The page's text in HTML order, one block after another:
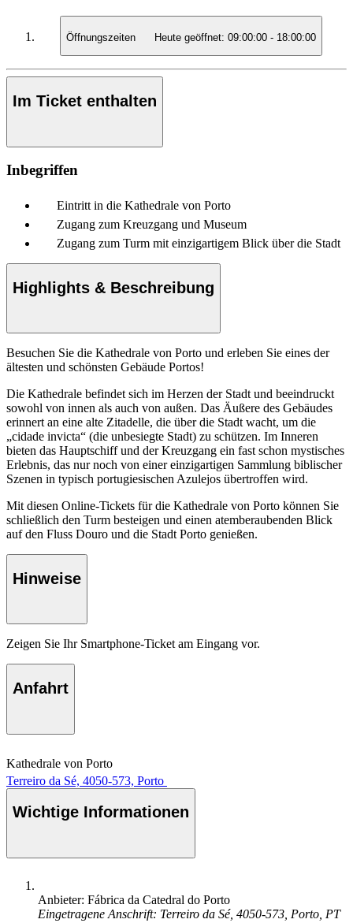
Öffnungszeiten Heute geöffnet: 09:00:00 - 18:00:00
Im Ticket enthalten
Inbegriffen
Eintritt in die Kathedrale von Porto
Zugang zum Kreuzgang und Museum
Zugang zum Turm mit einzigartigem Blick über die Stadt
Highlights & Beschreibung
Besuchen Sie die Kathedrale von Porto und erleben Sie eines der
ältesten und schönsten Gebäude Portos!
Die Kathedrale befindet sich im Herzen der Stadt und beeindruckt
sowohl von innen als auch von außen. Das Äußere des Gebäudes
erinnert an eine alte Zitadelle, die über die Stadt wacht, um die
„cidade invicta“ (die unbesiegte Stadt) zu schützen. Im Inneren
bieten das Hauptschiff und der Kreuzgang ein fast schon mystisches
Erlebnis, das nur noch von einer einzigartigen Sammlung biblischer
Szenen in typisch portugiesischen Azulejos übertroffen wird.
Mit diesen Online-Tickets für die Kathedrale von Porto können Sie
schließlich den Turm besteigen und einen atemberaubenden Blick
auf den Fluss Douro und die Stadt Porto genießen.
Hinweise
Zeigen Sie Ihr Smartphone-Ticket am Eingang vor.
Anfahrt
Kathedrale von Porto
Terreiro da Sé, 4050-573, Porto
Wichtige Informationen
Anbieter: Fábrica da Catedral do Porto
Eingetragene Anschrift: Terreiro da Sé, 4050-573, Porto, PT